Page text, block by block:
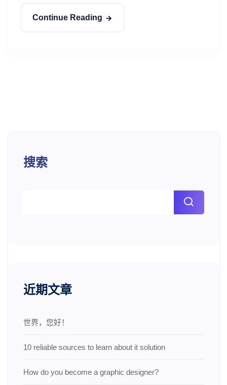
Continue Reading
搜索
近期文章
世界，您好！
10 reliable sources to learn about it solution
How do you become a graphic designer?